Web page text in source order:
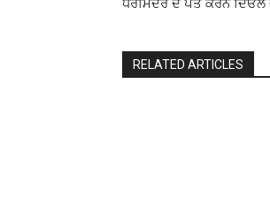
ਧਰਮਿੰਦਰ ਦੇ ਪੋਤੇ ਕਰਨ
RELATED ARTICLES